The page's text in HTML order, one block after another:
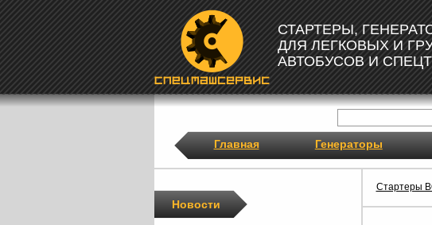
СТАРТЕРЫ,
ДЛЯ ЛЕГКОВЫХ И
АВТОБУСОВ И
Главная Генераторы
Стартеры
Новости